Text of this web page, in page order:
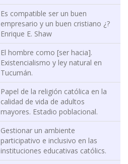
Es compatible ser un buen
empresario y un buen cristiano ¿?
Enrique E. Shaw
El hombre como [ser hacia].
Existencialismo y ley natural en
Tucumán.
Papel de la religión católica en la
calidad de vida de adultos
mayores. Estadio poblacional.
Gestionar un ambiente
participativo e inclusivo en las
instituciones educativas católics.